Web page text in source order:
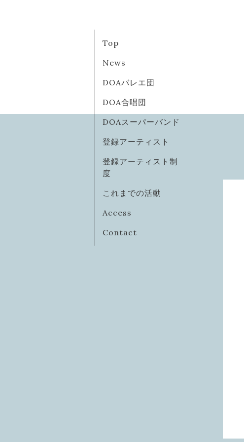
Top
News
DOAバレエ団
DOA合唱団
DOAスーパーバンド
登録アーティスト
登録アーティスト制
度
これまでの活動
Access
Contact